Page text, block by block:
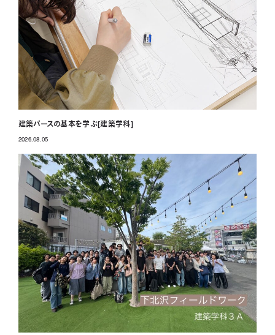
建築パースの基本を学ぶ[建築学科]
2026.08.05